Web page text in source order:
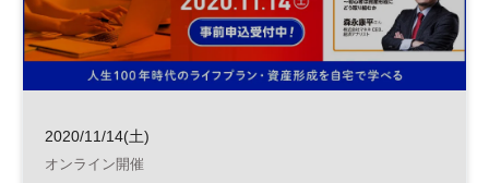
2020/11/14(土)
オンライン開催